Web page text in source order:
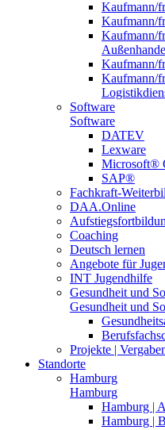
Kaufmann/
Kaufmann/
Kaufmann/
Kaufmann/
Kaufmann/
Software
Software
DATEV
Lexware
Microsoft®
SAP®
Fachkraft-
DAA.Online
Coaching
Deutsch lernen
Angebote für
INT Jugendhilfe
Gesundheit und
Gesundheit und
Projekte |
Standorte
Hamburg
Hamburg
Hamburg |
Hamburg |